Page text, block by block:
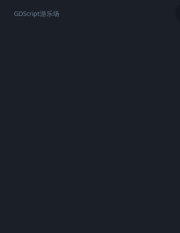
GDScript游乐场